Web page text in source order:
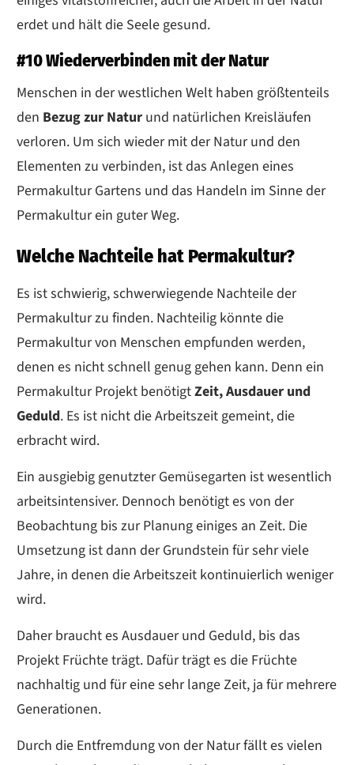
erdet und hält die Seele gesund.
#10 Wiederverbinden mit der Natur
Menschen in der westlichen Welt haben größtenteils
den Bezug zur Natur und natürlichen Kreisläufen
verloren. Um sich wieder mit der Natur und den
Elementen zu verbinden, ist das Anlegen eines
Permakultur Gartens und das Handeln im Sinne der
Permakultur ein guter Weg.
Welche Nachteile hat Permakultur?
Es ist schwierig, schwerwiegende Nachteile der
Permakultur zu finden. Nachteilig könnte die
Permakultur von Menschen empfunden werden,
denen es nicht schnell genug gehen kann. Denn ein
Permakultur Projekt benötigtZeit, Ausdauer und
Geduld. Es ist nicht die Arbeitszeit gemeint, die
erbracht wird.
Ein ausgiebig genutzter Gemüsegarten ist wesentlich
arbeitsintensiver. Dennoch benötigt es von der
Beobachtung bis zur Planung einiges an Zeit. Die
Umsetzung ist dann der Grundstein für sehr viele
Jahre, in denen die Arbeitszeit kontinuierlich weniger
wird.
Daher braucht es Ausdauer und Geduld, bis das
Projekt Früchte trägt. Dafür trägt es die Früchte
nachhaltig und für eine sehr lange Zeit, ja für mehrere
Generationen.
Durch die Entfremdung von der Natur fällt es vielen